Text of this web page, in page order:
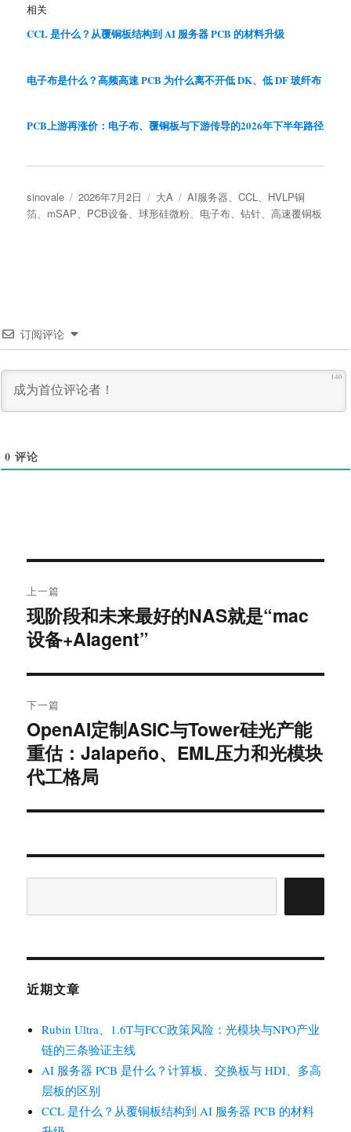
相关
CCL 是什么？从覆铜板结构到 AI 服务器 PCB 的材料升级
电子布是什么？高频高速 PCB 为什么离不开低 DK、低 DF 玻纤布
PCB上游再涨价：电子布、覆铜板与下游传导的2026年下半年路径
作
者
sinovale
发
布
2026年7月2日
分
类
大A
标
签
AI服务器 、CCL
HVLP铜
箔
mSAP PCB设备 、球形硅微粉 电子布 、钻针 、高速覆铜板
订阅评论
140
0 评论
章
导
航
上一篇
上
篇
章：
现阶段和未来最好的NAS就是“mac
设备+AIagent”
下一篇
下
篇
文
章：
OpenAI定制ASIC与Tower硅光产能
重估：Jalapeño、EML压力和光模块
代工格局
近期文章
Rubin Ultra、1.6T与FCC政策风险：光模块与NPO产业
链的三条验证主线
AI 服务器 PCB 是什么？计算板、交换板与 HDI、多高
层板的区别
CCL 是什么？从覆铜板结构到 AI 服务器 PCB 的材料